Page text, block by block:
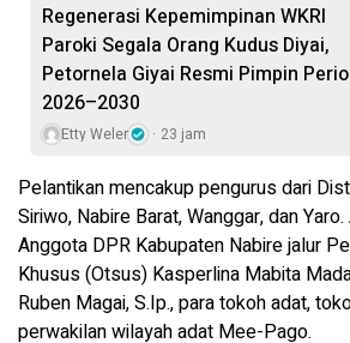
Regenerasi Kepemimpinan WKRI
Paroki Segala Orang Kudus Diyai,
Petornela Giyai Resmi Pimpin
2026–2030
Etty Weler 23 jam
Pelantikan mencakup pengurus dari
Siriwo, Nabire Barat, Wanggar, dan
Anggota DPR Kabupaten Nabire jalur
Khusus (Otsus) Kasperlina Mabita
Ruben Magai, S.Ip., para tokoh adat,
perwakilan wilayah adat Mee-Pago.